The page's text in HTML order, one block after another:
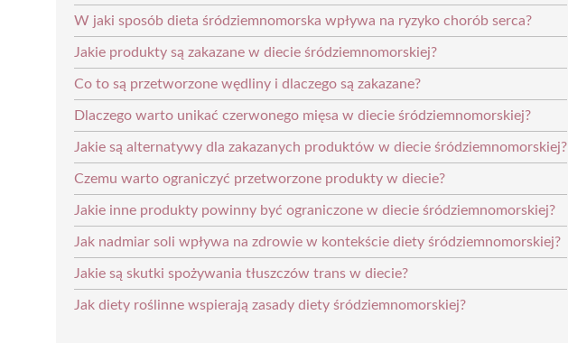
W jaki sposób dieta śródziemnomorska wpływa na ryzyko chorób serca?
Jakie produkty są zakazane w diecie śródziemnomorskiej?
Co to są przetworzone wędliny i dlaczego są zakazane?
Dlaczego warto unikać czerwonego mięsa w diecie śródziemnomorskiej?
Jakie są alternatywy dla zakazanych produktów w diecie śródziemnomorskiej?
Czemu warto ograniczyć przetworzone produkty w diecie?
Jakie inne produkty powinny być ograniczone w diecie śródziemnomorskiej?
Jak nadmiar soli wpływa na zdrowie w kontekście diety śródziemnomorskiej?
Jakie są skutki spożywania tłuszczów trans w diecie?
Jak diety roślinne wspierają zasady diety śródziemnomorskiej?